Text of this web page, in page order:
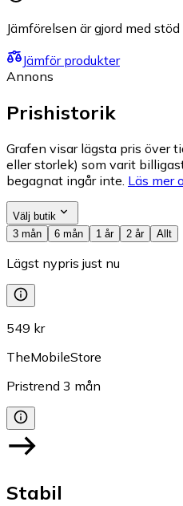
Jämförelsen är gjord med
Jämför produkter
Annons
Prishistorik
Grafen visar lägsta pris över
eller storlek) som varit
begagnat ingår inte. Läs mer
Välj butik
3 mån
6 mån 1 år 2 år Allt
Lägst nypris just nu
549 kr
TheMobileStore
Pristrend 3 mån
Stabil